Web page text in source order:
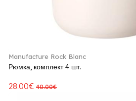
Manufacture Rock Blanc
Рюмка, комплект 4 шт.
28.00€ 40.00€